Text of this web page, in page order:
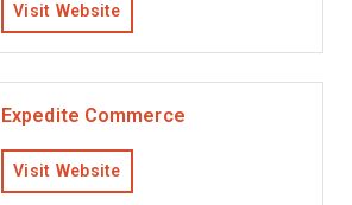
Visit Website
Expedite Commerce
Visit Website